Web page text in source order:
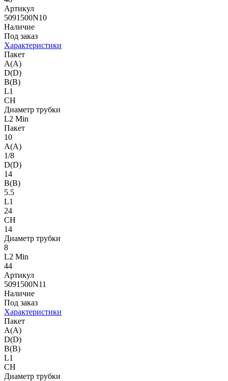
Артикул
5091500N10
Наличие
Под заказ
Характеристики
Пакет
A(A)
D(D)
B(B)
L1
CH
Диаметр трубки
L2 Min
Пакет
10
A(A)
1/8
D(D)
14
B(B)
5.5
L1
24
CH
14
Диаметр трубки
8
L2 Min
44
Артикул
5091500N11
Наличие
Под заказ
Характеристики
Пакет
A(A)
D(D)
B(B)
L1
CH
Диаметр трубки